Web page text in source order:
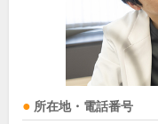
所在地・電話番号